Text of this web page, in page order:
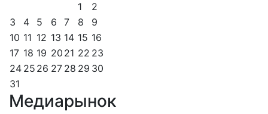
1
2
3
4 5 6 7 8
9
10 11 12 13 14 15 16
17 18 19 20 21 22 23
24 25 26 27 28 29 30
31
Медиарынок